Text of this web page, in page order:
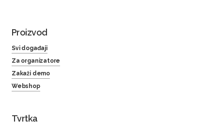
Proizvod
Svi događaji
Za organizatore
Zakaži demo
Webshop
Tvrtka